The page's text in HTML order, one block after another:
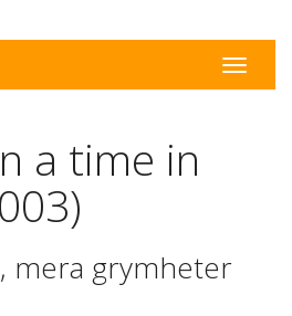
Toggle
a time in
mera grymheter